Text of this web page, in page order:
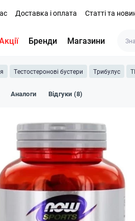
Доставка і оплата Статті та
Бренди Магазини
Тестостеронові бустери Трибулус
Аналоги Відгуки (8)